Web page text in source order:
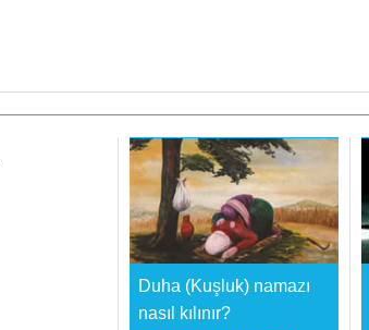
Duha (Kuşluk) namazı
nasıl kılınır?